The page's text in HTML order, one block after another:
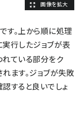
す。上から順に処理
行したジョブが表
ている部分をク
ます。ジョブが失敗
すると良いでしょ